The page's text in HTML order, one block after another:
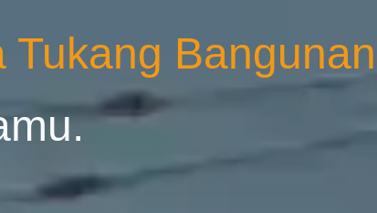
Tukang Bangunan